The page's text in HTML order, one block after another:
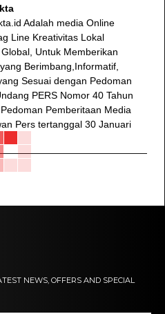
Adalah media Online
Line Kreativitas Lokal
Untuk Memberikan
Berimbang,Informatif,
Sesuai dengan Pedoman
PERS Nomor 40 Tahun
Pemberitaan Media
Pers tertanggal 30 Januari
NEWS, OFFERS AND SPECIAL